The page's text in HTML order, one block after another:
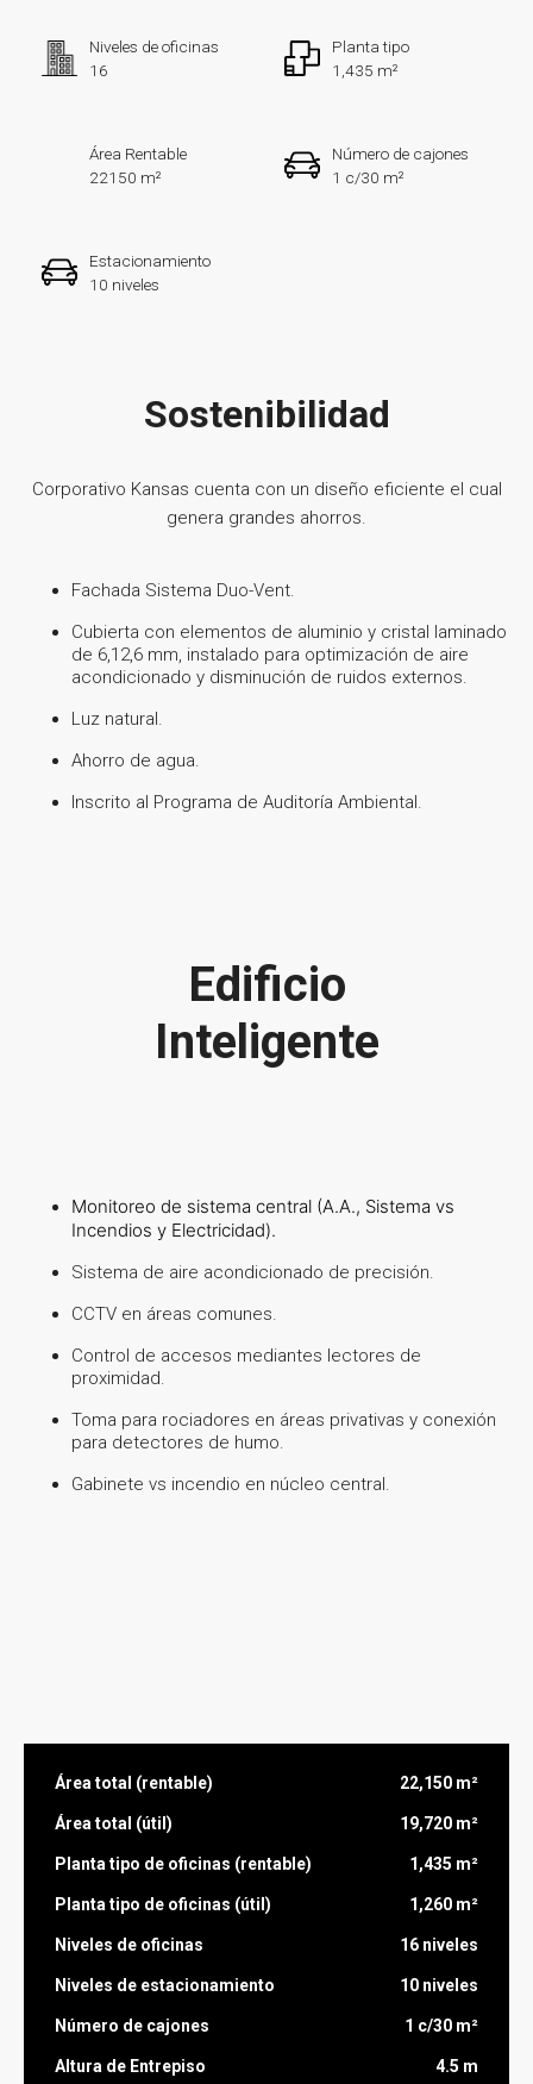
Niveles de oficinas
16
Planta tipo
1,435 m²
Área Rentable
22150 m²
Número de cajones
1 c/30 m²
Estacionamiento
10 niveles
Sostenibilidad
Corporativo Kansas cuenta con un diseño eficiente el cual
genera grandes ahorros.
Fachada Sistema Duo-Vent.
Cubierta con elementos de aluminio y cristal laminado
de 6,12,6 mm, instalado para optimización de aire
acondicionado y disminución de ruidos externos.
Luz natural.
Ahorro de agua.
Inscrito al Programa de Auditoría Ambiental.
Edificio
Inteligente
Monitoreo de sistema central (A.A., Sistema vs
Incendios y Electricidad).
Sistema de aire acondicionado de precisión.
CCTV en áreas comunes.
Control de accesos mediantes lectores de
proximidad.
Toma para rociadores en áreas privativas y conexión
para detectores de humo.
Gabinete vs incendio en núcleo central.
Área total (rentable) 22,150 m²
Área total (útil) 19,720 m²
Planta tipo de oficinas (rentable) 1,435 m²
Planta tipo de oficinas (útil) 1,260 m²
Niveles de oficinas 16 niveles
Niveles de estacionamiento 10 niveles
Número de cajones 1 c/30 m²
Altura de Entrepiso 4.5 m